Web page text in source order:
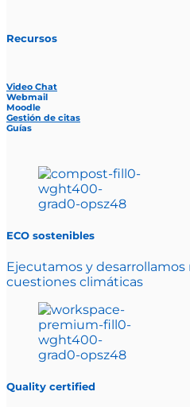
Recursos
Video Chat
Webmail
Moodle
Gestión de citas
Guías
ECO sostenibles
Ejecutamos y
cuestiones climáticas
Quality certified